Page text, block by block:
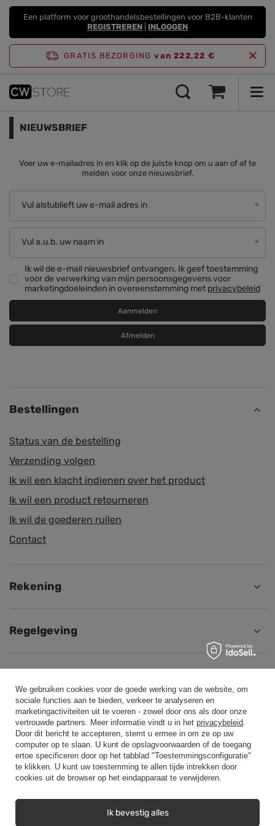
Een platform voor groothandelsbestellingen voor B2B-klanten
REGISTREREN
INLOGGEN
GRATIS BEZORGING van 222,22 €
NIEUWSBRIEF
Voer uw e-mailadres in en klik op de juiste knop om u aan of af te
melden voor onze nieuwsbrief.
Vul alstublieft uw e-mail adres in
Vul a.u.b. uw naam in
Ik wil de e-mail nieuwsbrief ontvangen. Ik geef toestemming
voor de verwerking van mijn persoonsgegevens voor
marketingdoeleinden in overeenstemming met privacybeleid
Aanmelden
Afmelden
Bestellingen
Status van de bestelling
Verzending volgen
Ik wil een klacht indienen over het product
Ik wil een product retourneren
Ik wil de goederen ruilen
Contact
Rekening
Regelgeving
Aansluiten
CWStore,Tarnowska 23/2,61-323Poznań
We gebruiken cookies voor de goede werking van de website, om
sociale functies aan te bieden, verkeer te analyseren en
marketingactiviteiten uit te voeren - zowel door ons als door onze
vertrouwde partners. Meer informatie vindt u in het privacybeleid.
Door dit bericht te accepteren, stemt u ermee in om ze op uw
computer op te slaan. U kunt de opslagvoorwaarden of de toegang
ertoe specificeren door op het tabblad "Toestemmingsconfiguratie"
te klikken. U kunt uw toestemming te allen tijde intrekken door
cookies uit de browser op het eindapparaat te verwijderen.
Ik bevestig alles